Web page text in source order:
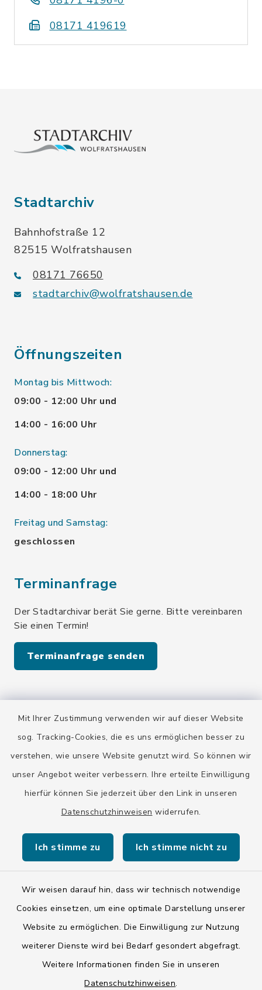
Mit Ihrer Zustimmung verwenden wir auf dieser Website
sog. Tracking-Cookies, die es uns ermöglichen besser zu
verstehen, wie unsere Website genutzt wird. So können wir
unser Angebot weiter verbessern. Ihre erteilte Einwilligung
hierfür können Sie jederzeit über den Link in unseren
Datenschutzhinweisen widerrufen.
Ich stimme zu Ich stimme nicht zu
Wir weisen darauf hin, dass wir technisch notwendige
Cookies einsetzen, um eine optimale Darstellung unserer
Website zu ermöglichen. Die Einwilligung zur Nutzung
weiterer Dienste wird bei Bedarf gesondert abgefragt.
Weitere Informationen finden Sie in unseren
Datenschutzhinweisen.
08171 419619
Stadtarchiv
Bahnhofstraße 12
82515 Wolfratshausen
08171 76650
stadtarchiv@wolfratshausen.de
Öffnungszeiten
Montag bis Mittwoch:
09:00 - 12:00 Uhr und
14:00 - 16:00 Uhr
Donnerstag:
09:00 - 12:00 Uhr und
14:00 - 18:00 Uhr
Freitag und Samstag:
geschlossen
Terminanfrage
Der Stadtarchivar berät Sie gerne. Bitte vereinbaren
Sie einen Termin!
Terminanfrage senden
Quicklinks
Stadt Wolfratshausen
Kontakt
Barrierefreiheit
Impressum
ISIS 12
Sitemap